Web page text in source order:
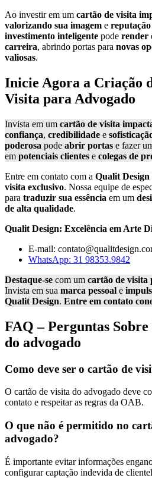
Ao investir em um cartão de visita
valorizando sua imagem e
investimento inteligente pode render
carreira, abrindo portas para novas
valiosas.
Inicie Agora a Criação
Visita para Advogado
Invista em um cartão de visita
confiança, credibilidade e
poderosa pode abrir portas e fazer
em potenciais clientes e colegas de
Entre em contato com a Qualit Design
visita exclusivo. Nossa equipe de
para traduzir sua essência em um
de alta qualidade.
Qualit Design: Excelência em Arte
E-mail:
WhatsApp: 31 98353.9842
Destaque-se com um cartão de visita
Invista em sua marca pessoal e
Qualit Design. Entre em contato
FAQ – Perguntas Sobre
do advogado
Como deve ser o cartão de
O cartão de visita do advogado deve
contato e respeitar as regras da OAB.
O que não é permitido no
advogado?
É importante evitar informações
configurar captação indevida de